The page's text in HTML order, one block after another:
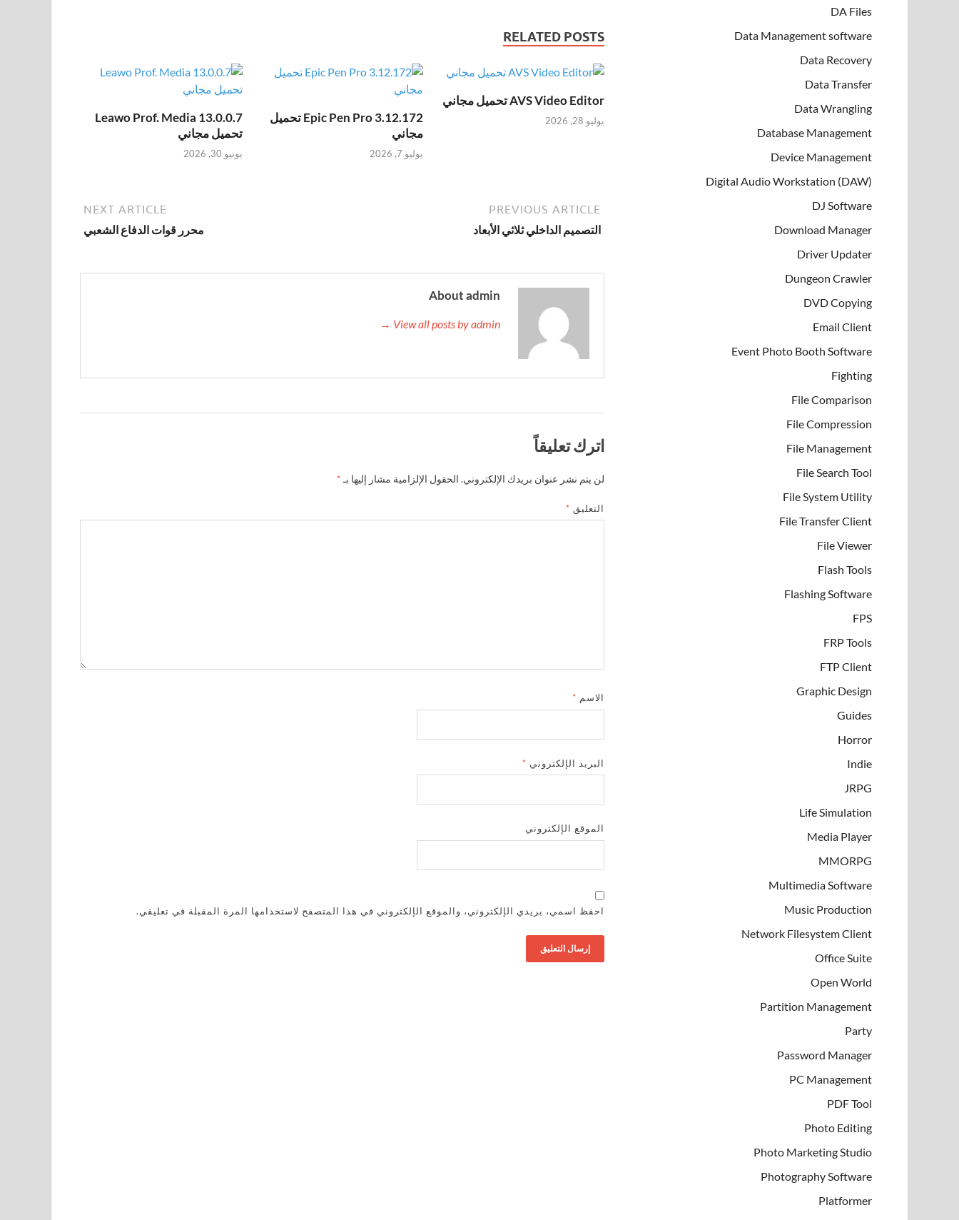
RELATED POSTS
AVS Video Editor تحميل مجاني
يوليو 28, 2026
Epic Pen Pro 3.12.172 تحميل
مجاني
يوليو 7, 2026
Leawo Prof. Media 13.0.0.7
تحميل مجاني
يونيو 30, 2026
PREVIOUS ARTICLE
التصميم الداخلي ثلاثي الأبعاد
NEXT ARTICLE
محرر قوات الدفاع الشعبي
About admin
View all posts by admin →
اترك تعليقاً
لن يتم نشر عنوان بريدك الإلكتروني. الحقول الإلزامية مشار إليها بـ *
التعليق *
الاسم *
البريد الإلكتروني *
الموقع الإلكتروني
احفظ اسمي، بريدي الإلكتروني، والموقع الإلكتروني في هذا المتصفح لاستخدامها المرة المقبلة في تعليقي.
DA Files
Data Management software
Data Recovery
Data Transfer
Data Wrangling
Database Management
Device Management
Digital Audio Workstation (DAW)
DJ Software
Download Manager
Driver Updater
Dungeon Crawler
DVD Copying
Email Client
Event Photo Booth Software
Fighting
File Comparison
File Compression
File Management
File Search Tool
File System Utility
File Transfer Client
File Viewer
Flash Tools
Flashing Software
FPS
FRP Tools
FTP Client
Graphic Design
Guides
Horror
Indie
JRPG
Life Simulation
Media Player
MMORPG
Multimedia Software
Music Production
Network Filesystem Client
Office Suite
Open World
Partition Management
Party
Password Manager
PC Management
PDF Tool
Photo Editing
Photo Marketing Studio
Photography Software
Platformer